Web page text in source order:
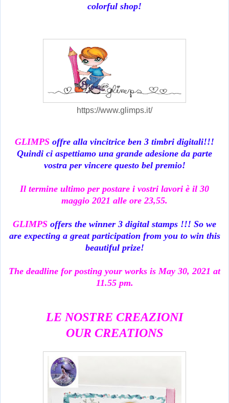
colorful shop!
https://www.glimps.it/
GLIMPS offre alla vincitrice ben 3 timbri digitali!!!
Quindi ci aspettiamo una grande adesione da parte
vostra per vincere questo bel premio!
Il termine ultimo per postare i vostri lavori è il 30
maggio 2021 alle ore 23,55.
GLIMPS offers the winner 3 digital stamps !!! So we
are expecting a great participation from you to win this
beautiful prize!
The deadline for posting your works is May 30, 2021 at
11.55 pm.
LE NOSTRE CREAZIONI
OUR CREATIONS